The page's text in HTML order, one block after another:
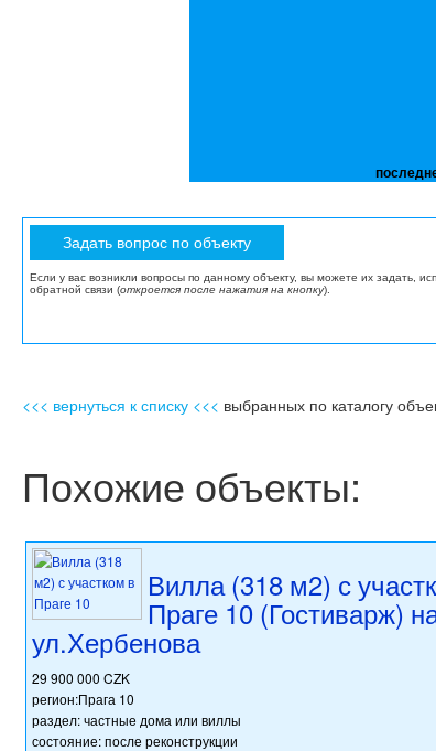
Если у вас возникли вопросы по данному объекту, вы можете их задать,
обратной связи (откроется после нажатия на кнопку).
<<< вернуться к списку <<< выбранных по каталогу
Похожие объекты:
Вилла (318 м2) с
Праге 10 (Гостиварж)
ул.Хербенова
29 900 000 CZK
регион:Прага 10
раздел: частные дома или виллы
состояние: после реконструкции